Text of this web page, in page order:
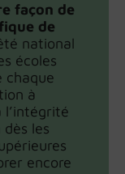
façon de
de
national
écoles
chaque
à
l’intégrité
les
encore